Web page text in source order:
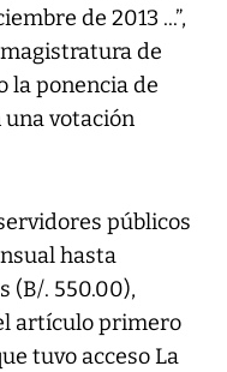
de 2013 ...”,
de
la ponencia de
una votación
públicos
hasta
(B/. 550.00),
artículo primero
tuvo acceso La